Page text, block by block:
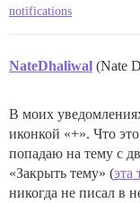
notifications
NateDhaliwal (Nate
В моих
иконкой «+». Что
попадаю на тему с
«Закрыть тему» (эта
никогда не писал в